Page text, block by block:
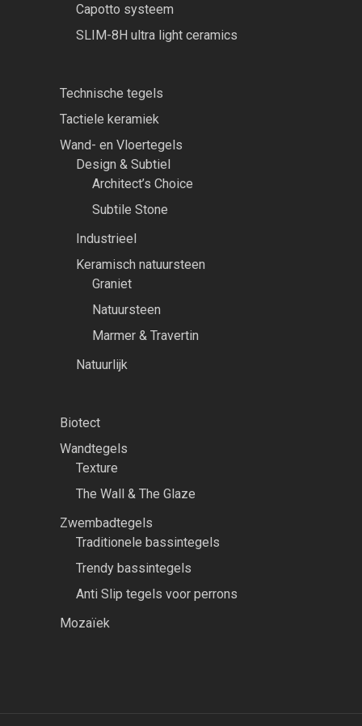
Capotto systeem
SLIM-8H ultra light ceramics
Technische tegels
Tactiele keramiek
Wand- en Vloertegels
Design & Subtiel
Architect’s Choice
Subtile Stone
Industrieel
Keramisch natuursteen
Graniet
Natuursteen
Marmer & Travertin
Natuurlijk
Biotect
Wandtegels
Texture
The Wall & The Glaze
Zwembadtegels
Traditionele bassintegels
Trendy bassintegels
Anti Slip tegels voor perrons
Mozaïek